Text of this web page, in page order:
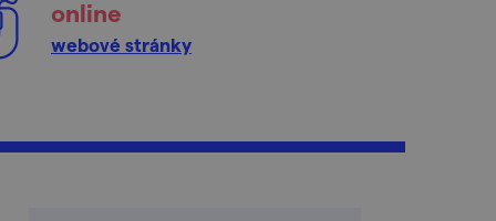
online
webové stránky